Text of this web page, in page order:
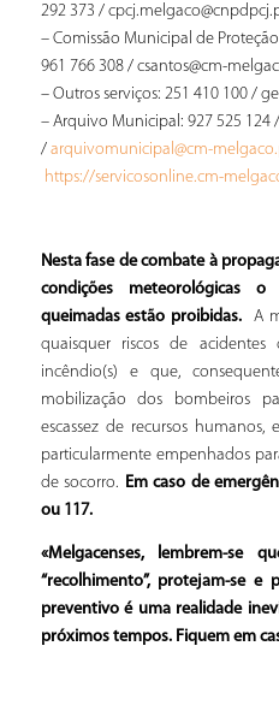
292 373 /
– Comissão Municipal de
961 766 308 / csantos@cm-
– Outros serviços: 251 410 100 /
– Arquivo Municipal: 927 525 124
/ arquivomunicipal@cm-
https://servicosonline.cm-
Nesta fase de combate à
condições meteorológicas
queimadas estão proibidas.
A
quaisquer riscos de
incêndio(s) e que,
mobilização dos bombeiros
escassez de recursos humanos,
particularmente empenhados
de socorro. Em caso de
ou 117.
«Melgacenses, lembrem-se
“recolhimento”, protejam-se e
preventivo é uma realidade
próximos tempos. Fiquem em